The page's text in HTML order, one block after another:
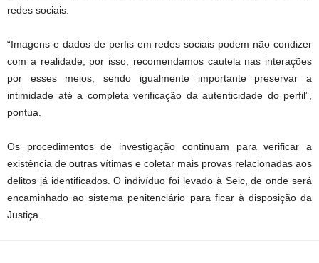
redes sociais.
“Imagens e dados de perfis em redes sociais podem não condizer
com a realidade, por isso, recomendamos cautela nas interações
por esses meios, sendo igualmente importante preservar a
intimidade até a completa verificação da autenticidade do perfil”,
pontua.
Os procedimentos de investigação continuam para verificar a
existência de outras vítimas e coletar mais provas relacionadas aos
delitos já identificados. O indivíduo foi levado à Seic, de onde será
encaminhado ao sistema penitenciário para ficar à disposição da
Justiça.